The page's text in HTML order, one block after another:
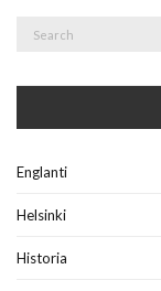
Englanti
Helsinki
Historia